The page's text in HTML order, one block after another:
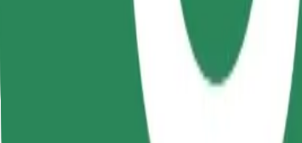
Numatoma kelionės trukmė